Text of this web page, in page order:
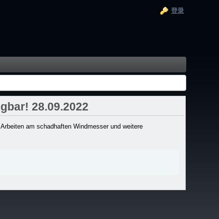
登录
28.09.2022
am schadhaften Windmesser und weitere